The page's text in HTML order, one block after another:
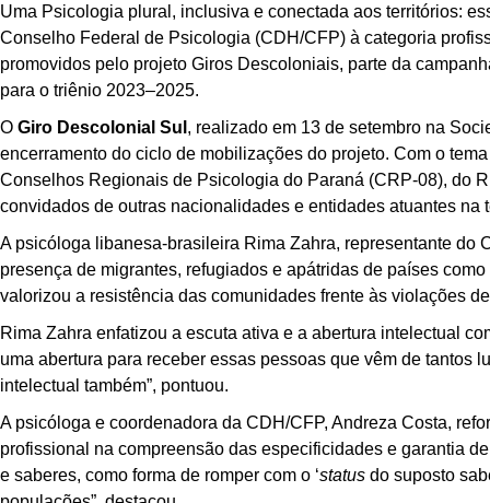
Uma Psicologia plural, inclusiva e conectada aos territórios:
Conselho Federal de Psicologia (CDH/CFP) à categoria
promovidos pelo projeto Giros Descoloniais, parte da
para o triênio 2023–2025.
O Giro Descolonial Sul , realizado em 13 de setembro na
encerramento do ciclo de mobilizações do projeto. Com o
Conselhos Regionais de Psicologia do Paraná (CRP-08), do
convidados de outras nacionalidades e entidades atuantes na
A psicóloga libanesa-brasileira Rima Zahra, representante do
presença de migrantes, refugiados e apátridas de países
valorizou a resistência das comunidades frente às violações
Rima Zahra enfatizou a escuta ativa e a abertura intelectual
uma abertura para receber essas pessoas que vêm de tantos
intelectual também”, pontuou.
A psicóloga e coordenadora da CDH/CFP, Andreza Costa,
profissional na compreensão das especificidades e garantia
e saberes, como forma de romper com o ‘status do suposto